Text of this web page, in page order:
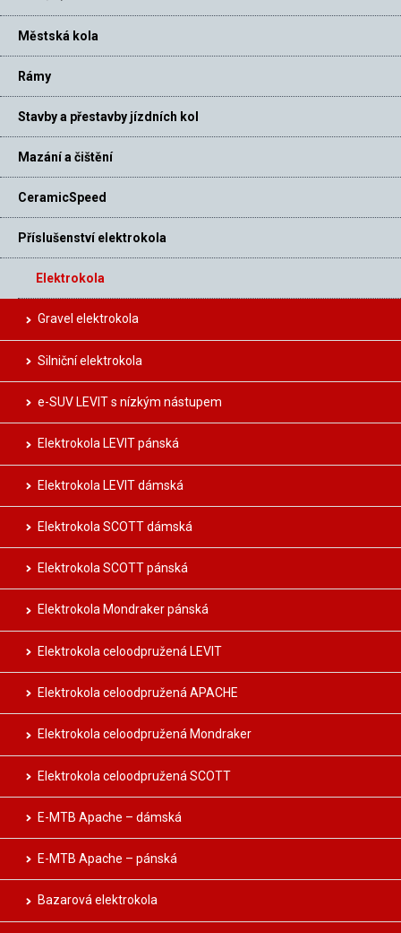
Městská kola
Rámy
Stavby a přestavby jízdních kol
Mazání a čištění
CeramicSpeed
Příslušenství elektrokola
Elektrokola
Gravel elektrokola
Silniční elektrokola
e-SUV LEVIT s nízkým nástupem
Elektrokola LEVIT pánská
Elektrokola LEVIT dámská
Elektrokola SCOTT dámská
Elektrokola SCOTT pánská
Elektrokola Mondraker pánská
Elektrokola celoodpružená LEVIT
Elektrokola celoodpružená APACHE
Elektrokola celoodpružená Mondraker
Elektrokola celoodpružená SCOTT
E-MTB Apache – dámská
E-MTB Apache – pánská
Bazarová elektrokola